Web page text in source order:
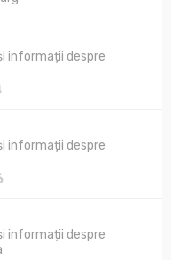
informații despre
informații despre
informații despre